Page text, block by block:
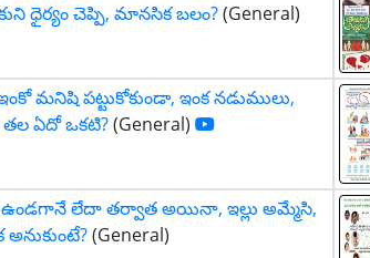
ధైర్యం చెప్పి, మానసిక బలం?(General)
మనిషి పట్టుకోకుండా, ఇంక నడుములు,
తల ఏదో ఒకటి?(General)
ఉండగానే లేదా తర్వాత అయినా, ఇల్లు అమ్మేసి,
(General)